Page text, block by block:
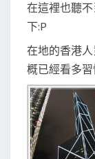
在這裡也聽
下:P
在地的香港
概已經看多習